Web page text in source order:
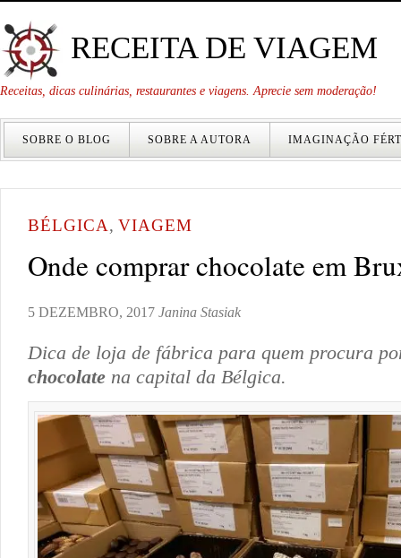
RECEITA DE VIAGEM
Receitas, dicas culinárias, restaurantes e viagens. Aprecie sem moderação!
SOBRE O BLOG SOBRE A AUTORA IMAGINAÇÃO
BÉLGICA, VIAGEM
Onde comprar chocolate em
5 DEZEMBRO, 2017 Janina Stasiak
Dica de loja de fábrica para quem procura
chocolate na capital da Bélgica.